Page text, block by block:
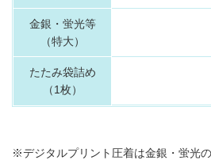
金銀・蛍光等
（特大）
たたみ袋詰め
（1枚）
※デジタルプリント圧着は金銀・蛍光